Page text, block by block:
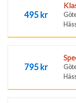
495 kr
795 kr